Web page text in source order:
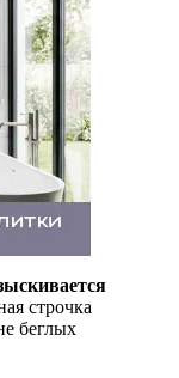
строчка
беглых